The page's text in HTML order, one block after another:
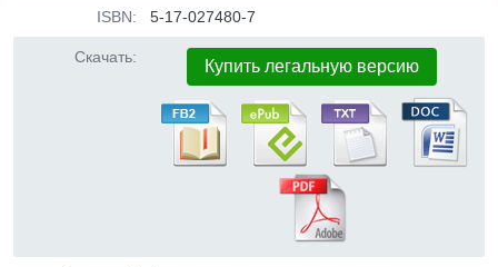
ISBN: 5-17-027480-7
Скачать: Купить легальную версию